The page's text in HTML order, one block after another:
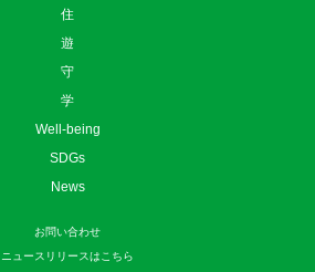
住
遊
守
学
Well-being
SDGs
News
お問い合わせ
ニュースリリースはこちら